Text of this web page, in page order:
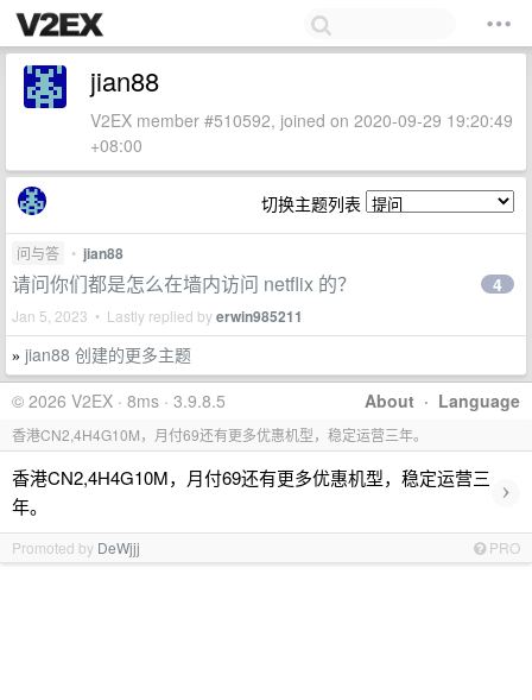
jian88
V2EX member #510592, joined on 2020-09-29 19:20:49
+08:00
切换主题列表
问与答 • jian88
请问你们都是怎么在墙内访问 netflix 的？
Jan 5, 2023 • Lastly replied byerwin985211
4
» jian88 创建的更多主题
About · Language
© 2026 V2EX · 8ms · 3.9.8.5
香港CN2,4H4G10M，月付69还有更多优惠机型，稳定运营三年。
香港CN2,4H4G10M，月付69还有更多优惠机型，稳定运营三
年。
›
Promoted by DeWjjj PRO